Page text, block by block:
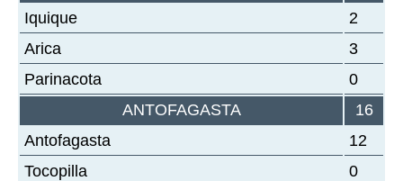
Iquique
2
Arica
3
Parinacota
0
ANTOFAGASTA
16
Antofagasta
12
Tocopilla
0